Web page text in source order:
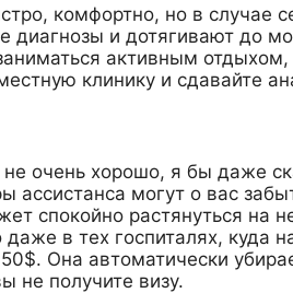
комфортно, но в случае
диагнозы и дотягивают до
активным
клинику и сдавайте
очень хорошо, я бы даже
могут о вас
спокойно растянуться на
в тех госпиталях, куда
Она автоматически
не получите визу.